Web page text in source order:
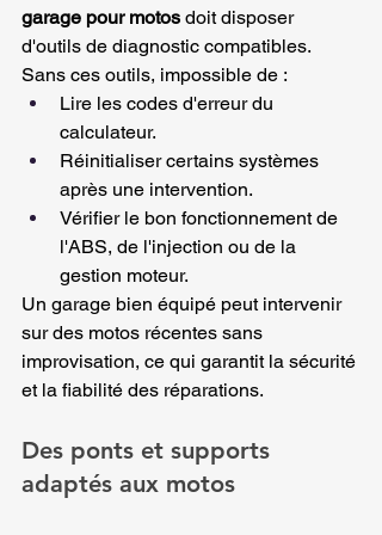
garage pour motos doit disposer
d'outils de diagnostic compatibles.
Sans ces outils, impossible de :
Lire les codes d'erreur du
calculateur.
Réinitialiser certains systèmes
après une intervention.
Vérifier le bon fonctionnement de
l'ABS, de l'injection ou de la
gestion moteur.
Un garage bien équipé peut intervenir
sur des motos récentes sans
improvisation, ce qui garantit la sécurité
et la fiabilité des réparations.
Des ponts et supports
adaptés aux motos